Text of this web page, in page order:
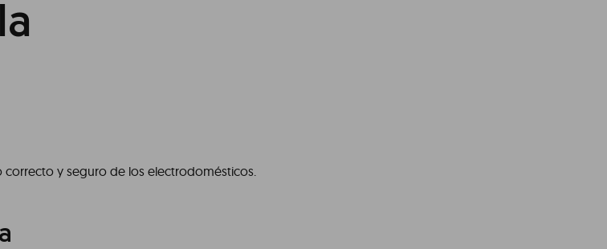
correcto y seguro de los electrodomésticos.